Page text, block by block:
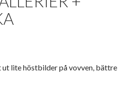
ut lite höstbilder på vovven, bättre